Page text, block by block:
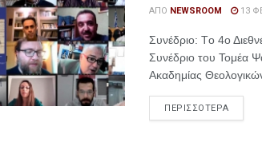
ΑΠΌ NEWSROOM 13
Συνέδριο: Tο 4ο
Συνέδριο του Τομέα
Ακαδημίας
ΠΕΡΙΣΣΟΤΕΡΑ